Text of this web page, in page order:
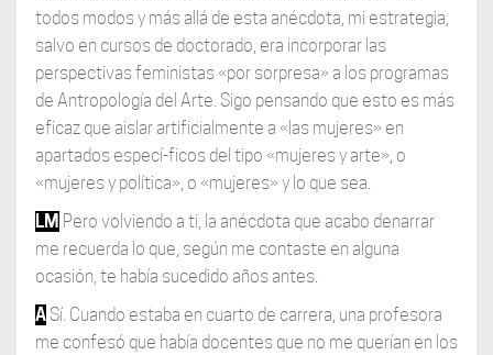
todos modos y más allá de esta anécdota, mi estrategia,
salvo en cursos de doctorado, era incorporar las
perspectivas feministas «por sorpresa» a los programas
de Antropología del Arte. Sigo pensando que esto es más
eficaz que aislar artificialmente a «las mujeres» en
apartados especí-ficos del tipo «mujeres y arte», o
«mujeres y política», o «mujeres» y lo que sea.
LM Pero volviendo a ti, la anécdota que acabo denarrar
me recuerda lo que, según me contaste en alguna
ocasión, te había sucedido años antes.
ASí. Cuando estaba en cuarto de carrera, una profesora
me confesó que había docentes que no me querían en los